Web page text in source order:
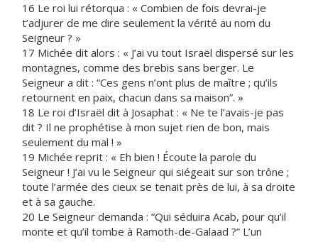
16 Le roi lui rétorqua : « Combien de fois devrai-je
t’adjurer de me dire seulement la vérité au nom du
Seigneur ? »
17 Michée dit alors : « J’ai vu tout Israël dispersé sur les
montagnes, comme des brebis sans berger. Le
Seigneur a dit : “Ces gens n’ont plus de maître ; qu’ils
retournent en paix, chacun dans sa maison”. »
18 Le roi d’Israël dit à Josaphat : « Ne te l’avais-je pas
dit ? Il ne prophétise à mon sujet rien de bon, mais
seulement du mal ! »
19 Michée reprit : « Eh bien ! Écoute la parole du
Seigneur ! J’ai vu le Seigneur qui siégeait sur son trône ;
toute l’armée des cieux se tenait près de lui, à sa droite
et à sa gauche.
20 Le Seigneur demanda : “Qui séduira Acab, pour qu’il
monte et qu’il tombe à Ramoth-de-Galaad ?” L’un